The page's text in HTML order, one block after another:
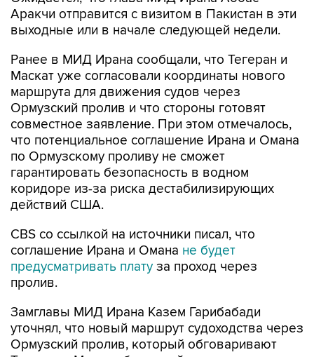
Аракчи отправится с визитом в Пакистан в эти
выходные или в начале следующей недели.
Ранее в МИД Ирана сообщали, что Тегеран и
Маскат уже согласовали координаты нового
маршрута для движения судов через
Ормузский пролив и что стороны готовят
совместное заявление. При этом отмечалось,
что потенциальное соглашение Ирана и Омана
по Ормузскому проливу не сможет
гарантировать безопасность в водном
коридоре из-за риска дестабилизирующих
действий США.
CBS со ссылкой на источники писал, что
соглашение Ирана и Омана не будет
предусматривать плату за проход через
пролив.
Замглавы МИД Ирана Казем Гарибабади
уточнял, что новый маршрут судоходства через
Ормузский пролив, который обговаривают